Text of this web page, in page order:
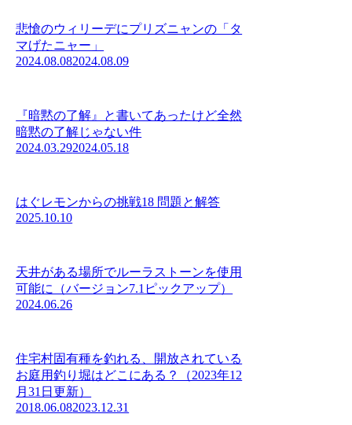
悲愴のウィリーデにプリズニャンの「タ
マげたニャー」
2024.08.082024.08.09
『暗黙の了解』と書いてあったけど全然
暗黙の了解じゃない件
2024.03.292024.05.18
はぐレモンからの挑戦18 問題と解答
2025.10.10
天井がある場所でルーラストーンを使用
可能に（バージョン7.1ピックアップ）
2024.06.26
住宅村固有種を釣れる、開放されている
お庭用釣り堀はどこにある？（2023年12
月31日更新）
2018.06.082023.12.31